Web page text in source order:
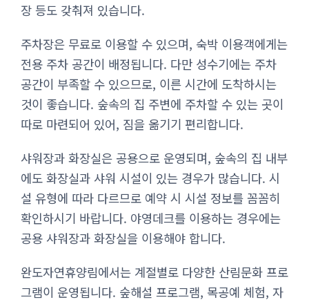
장 등도 갖춰져 있습니다.
주차장은 무료로 이용할 수 있으며, 숙박 이용객에게는
전용 주차 공간이 배정됩니다. 다만 성수기에는 주차
공간이 부족할 수 있으므로, 이른 시간에 도착하시는
것이 좋습니다. 숲속의 집 주변에 주차할 수 있는 곳이
따로 마련되어 있어, 짐을 옮기기 편리합니다.
샤워장과 화장실은 공용으로 운영되며, 숲속의 집 내부
에도 화장실과 샤워 시설이 있는 경우가 많습니다. 시
설 유형에 따라 다르므로 예약 시 시설 정보를 꼼꼼히
확인하시기 바랍니다. 야영데크를 이용하는 경우에는
공용 샤워장과 화장실을 이용해야 합니다.
완도자연휴양림에서는 계절별로 다양한 산림문화 프로
그램이 운영됩니다. 숲해설 프로그램, 목공예 체험, 자